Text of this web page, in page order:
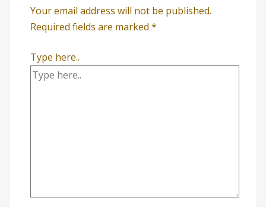
Your email address will not be published.
Required fields are marked *
Type here..